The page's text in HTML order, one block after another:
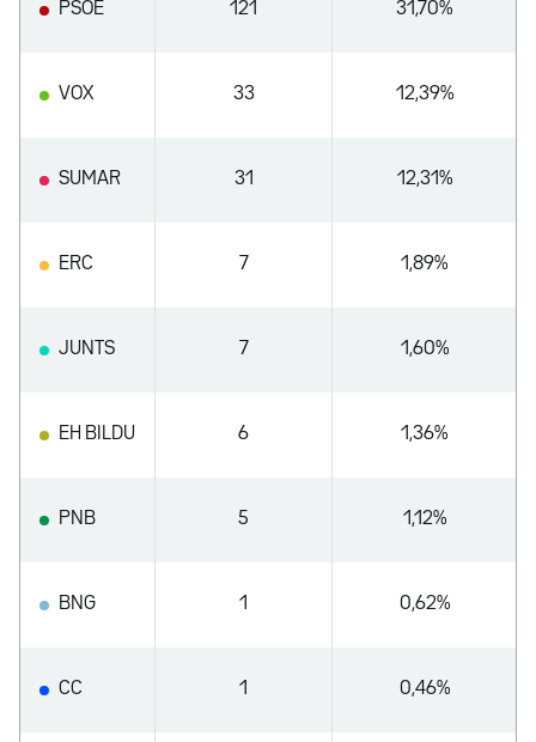
PSOE 121 31,70%
VOX 33 12,39%
SUMAR 31 12,31%
ERC 7 1,89%
JUNTS 7 1,60%
EH BILDU 6 1,36%
PNB 5 1,12%
BNG 1 0,62%
CC 1 0,46%